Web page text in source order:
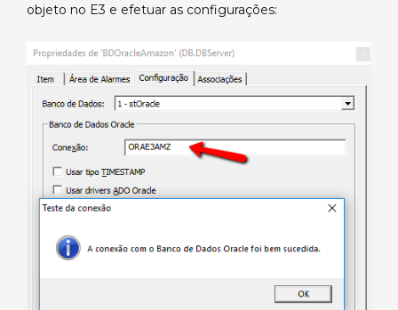
objeto no E3 e efetuar as configurações: